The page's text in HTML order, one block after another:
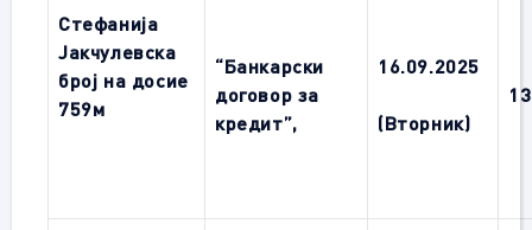
Стефанија
Јакчулевска
број на досие
759м
“Банкарски
договор за
кредит”,
16.09.2025
(Вторник)